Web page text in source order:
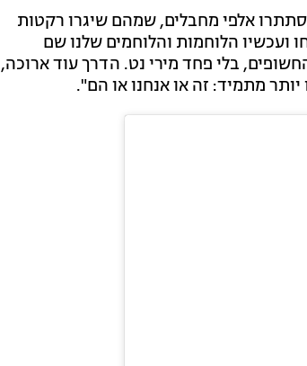
אלפי מחבלים, שמהם שיגרו רקטות
ועכשיו הלוחמות והלוחמים שלנו שם
על הצירים החשופים, בלי פחד מירי נט. הדרך עוד ארוכה,
מתמיד: זה או אנחנו או הם".